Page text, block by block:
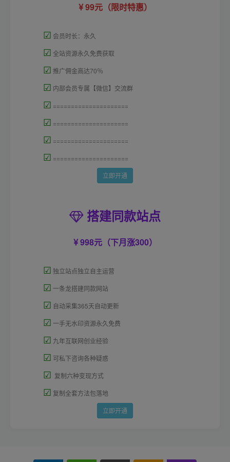
99元（限时特惠）
☑ 会员时长：永久
☑ 全站资源永久免费获取
☑ 推广佣金高达70％
☑ 内部会员专属【微信】交流群
☑ =====================
☑ =====================
☑ =====================
☑ =====================
立即开通
搭建同款站点
998元（下月涨300）
☑ 独立站点独立自主运营
☑ 一条龙搭建同款网站
☑ 自动采集365天自动更新
☑ 一手无水印资源永久免费
☑ 九年互联网创业经验
☑ 可私下咨询各种疑惑
☑ 复制六种变现方式
☑ 复制全套方法包落地
立即开通